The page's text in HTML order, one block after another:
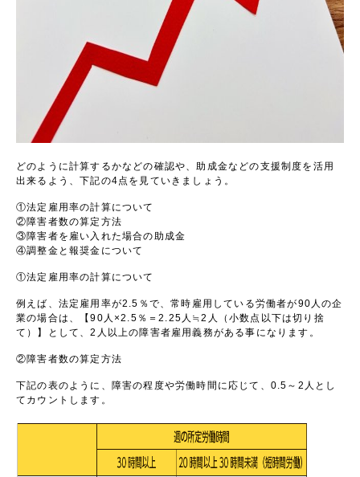
どのように計算するかなどの確認や、助成金などの支援制度を活用
出来るよう、下記の4点を見ていきましょう。
①法定雇用率の計算について
②障害者数の算定方法
③障害者を雇い入れた場合の助成金
④調整金と報奨金について
①法定雇用率の計算について
例えば、法定雇用率が2.5％で、常時雇用している労働者が90 人の企
業の場合は、【90 人×2.5 ％＝2.25 人≒2 人（小数点以下は切り捨
て）】として、2 人以上の障害者雇用義務がある事になります。
②障害者数の算定方法
下記の表のように、障害の程度や労働時間に応じて、 0.5 ～ 2 人とし
てカウントします。